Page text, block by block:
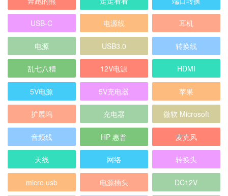
USB-C 电源线 耳机
电源 USB3.0 转换线
乱七八糟 12V电源 HDMI
5V电源 5V充电器 苹果
扩展坞 充电器 微软 Microsoft
音频线 HP 惠普 麦克风
天线 网络 转换头
micro usb 电源插头 DC12V